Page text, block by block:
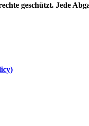
geschützt. Jede